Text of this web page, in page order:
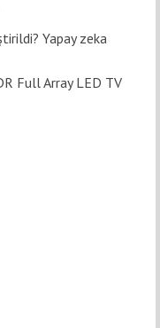
Yapay zeka
Full Array LED TV